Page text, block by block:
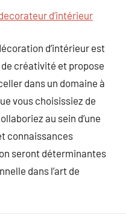
d’intérieur
d’intérieur est
créativité et propose
dans un domaine à
vous choisissiez de
au sein d’une
connaissances
seront déterminantes
dans l’art de